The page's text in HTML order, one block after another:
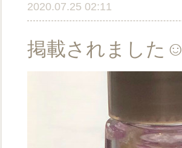
2020.07.25 02:11
掲載されました☺︎